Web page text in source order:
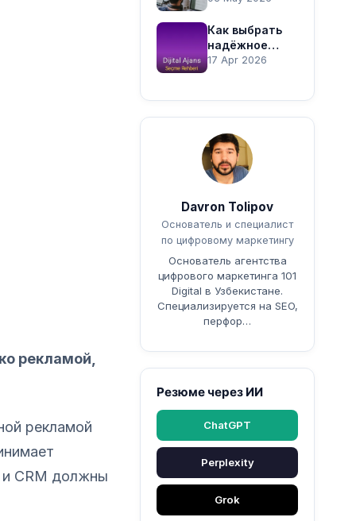
рекламой,
рекламой
и CRM должны
цифровой
рынок
Узбекистана
Как выбрать
надёжное
маркетинговое
Чек-лист
17 Apr 2026
Davron Tolipov
Основатель и специалист
по цифровому маркетингу
Основатель агентства
цифрового маркетинга 101
Digital в Узбекистане.
Специализируется на SEO,
перфор…
Резюме через ИИ
ChatGPT
Perplexity
Grok